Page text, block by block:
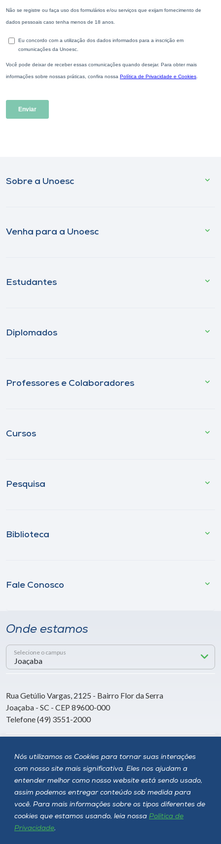
Nós utilizamos os Cookies para tornar suas interações
com nosso site mais significativa. Eles nos ajudam a
entender melhor como nosso website está sendo usado,
assim podemos entregar conteúdo sob medida para
você. Para mais informações sobre os tipos diferentes de
cookies que estamos usando, leia nossa Política de
Privacidade.
Sobre a Unoesc
Venha para a Unoesc
Estudantes
Diplomados
Professores e Colaboradores
Cursos
Pesquisa
Biblioteca
Fale Conosco
Onde estamos
Selecione o campus
Rua Getúlio Vargas, 2125 - Bairro Flor da Serra
Joaçaba - SC - CEP 89600-000
Telefone (49) 3551-2000
Siga a Unoesc